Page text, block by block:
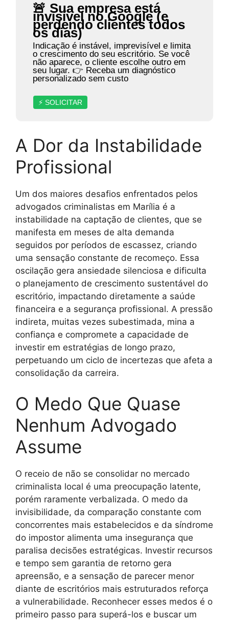
🚨 Sua empresa está
invisível no Google (e
perdendo clientes todos
os dias)
Indicação é instável, imprevisível e limita
o crescimento do seu escritório. Se você
não aparece, o cliente escolhe outro em
seu lugar. 👉 Receba um diagnóstico
personalizado sem custo
⚡ SOLICITAR
A Dor da Instabilidade
Profissional
Um dos maiores desafios enfrentados pelos
advogados criminalistas em Marília é a
instabilidade na captação de clientes, que se
manifesta em meses de alta demanda
seguidos por períodos de escassez, criando
uma sensação constante de recomeço. Essa
oscilação gera ansiedade silenciosa e dificulta
o planejamento de crescimento sustentável do
escritório, impactando diretamente a saúde
financeira e a segurança profissional. A pressão
indireta, muitas vezes subestimada, mina a
confiança e compromete a capacidade de
investir em estratégias de longo prazo,
perpetuando um ciclo de incertezas que afeta a
consolidação da carreira.
O Medo Que Quase
Nenhum Advogado
Assume
O receio de não se consolidar no mercado
criminalista local é uma preocupação latente,
porém raramente verbalizada. O medo da
invisibilidade, da comparação constante com
concorrentes mais estabelecidos e da síndrome
do impostor alimenta uma insegurança que
paralisa decisões estratégicas. Investir recursos
e tempo sem garantia de retorno gera
apreensão, e a sensação de parecer menor
diante de escritórios mais estruturados reforça
a vulnerabilidade. Reconhecer esses medos é o
primeiro passo para superá-los e buscar um